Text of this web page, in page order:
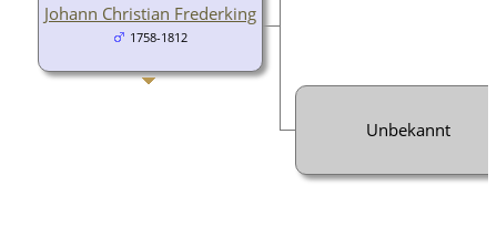
Johann Christian Frederking
1758-1812
Unbekannt